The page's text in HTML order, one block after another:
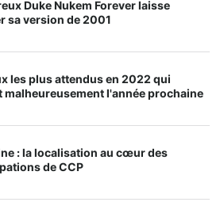
Duke Nukem Forever laisse
sa version de 2001
les plus attendus en 2022 qui
l'année prochaine
: la localisation au cœur des
de CCP